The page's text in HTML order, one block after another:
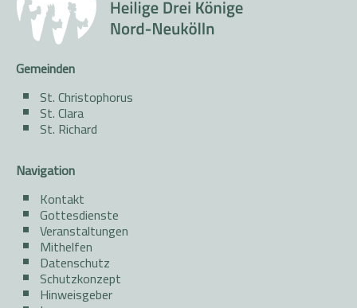
Gemeinden
St. Christophorus
St. Clara
St. Richard
Navigation
Kontakt
Gottesdienste
Veranstaltungen
Mithelfen
Datenschutz
Schutzkonzept
Hinweisgeber